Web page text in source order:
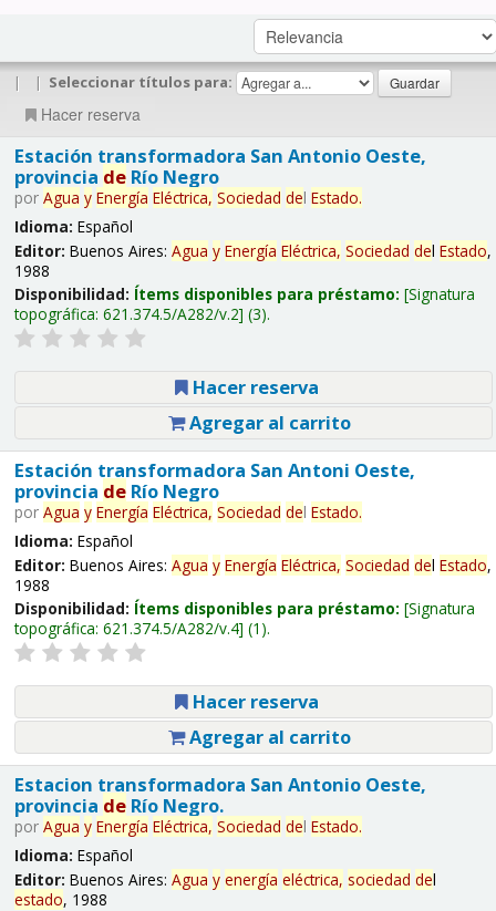
| | Seleccionar títulos para:
Hacer reserva
Estación transformadora San Antonio Oeste,
provincia deRío Negro
por Agua y Energía Eléctrica, Sociedad del Estado.
Idioma: Español
Editor: Buenos Aires: Agua y Energía Eléctrica, Sociedad del Estado,
1988
Disponibilidad: Ítems disponibles para préstamo: Signatura
topográfica: 621.374.5/A282/v.2 (3).
Hacer reserva
Agregar al carrito
Estación transformadora San Antoni Oeste,
provincia deRío Negro
por Agua y Energía Eléctrica, Sociedad del Estado.
Idioma: Español
Editor: Buenos Aires: Agua y Energía Eléctrica, Sociedad del Estado,
1988
Disponibilidad: Ítems disponibles para préstamo: Signatura
topográfica: 621.374.5/A282/v.4 (1).
Hacer reserva
Agregar al carrito
Estacion transformadora San Antonio Oeste,
provincia deRío Negro.
por Agua y Energía Eléctrica, Sociedad del Estado.
Idioma: Español
Editor: Buenos Aires: Agua y energía eléctrica, sociedad del
estado, 1988